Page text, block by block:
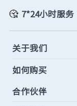
7*24小时服务
关于我们
如何购买
合作伙伴